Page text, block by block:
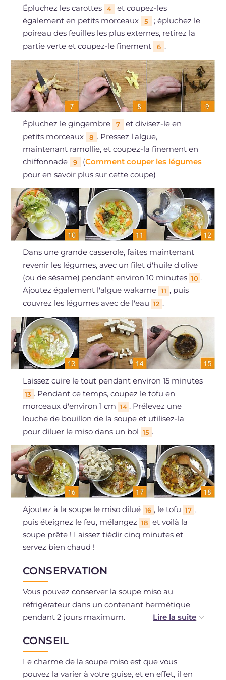
Épluchez les carottes 4
et coupez-les
également en petits morceaux
5
; épluchez le
poireau des feuilles les plus externes, retirez la
partie verte et coupez-le finement
6 .
Épluchez le gingembre 7
et divisez-le en
petits morceaux
8 . Pressez l'algue,
maintenant ramollie, et coupez-la finement en
chiffonnade
9 (Comment couper les légumes
pour en savoir plus sur cette coupe)
Dans une grande casserole, faites maintenant
revenir les légumes, avec un filet d'huile d'olive
(ou de sésame) pendant environ 10 minutes 10 .
Ajoutez également l'algue wakame
11 , puis
couvrez les légumes avec de l'eau 12 .
Laissez cuire le tout pendant environ 15 minutes
13 . Pendant ce temps, coupez le tofu en
morceaux d'environ 1 cm 14 . Prélevez une
louche de bouillon de la soupe et utilisez-la
pour diluer le miso dans un bol 15 .
Ajoutez à la soupe le miso dilué 16 , le tofu 17 ,
puis éteignez le feu, mélangez 18 et voilà la
soupe prête ! Laissez tiédir cinq minutes et
servez bien chaud !
CONSERVATION
Vous pouvez conserver la soupe miso au
réfrigérateur dans un contenant hermétique
pendant 2 jours maximum.
CONSEIL
Le charme de la soupe miso est que vous
pouvez la varier à votre guise, et en effet, il en